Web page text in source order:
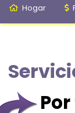
Hogar